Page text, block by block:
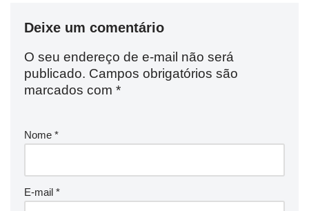
Deixe um comentário
O seu endereço de e-mail não será
publicado. Campos obrigatórios são
marcados com *
Nome *
E-mail *